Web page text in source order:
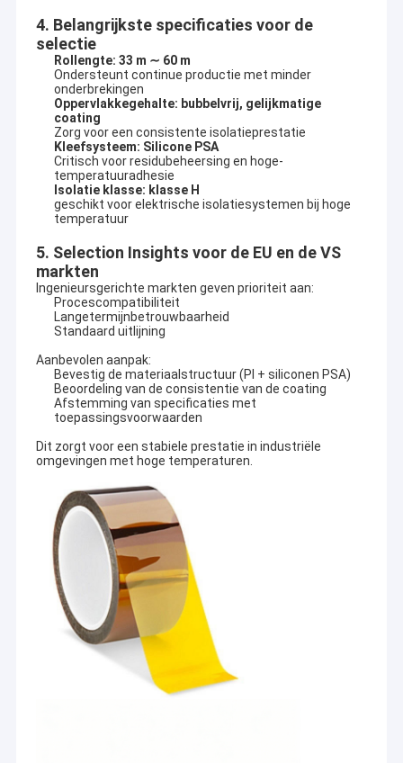
4. Belangrijkste specificaties voor de
selectie
Rollengte: 33 m ∼ 60 m
Ondersteunt continue productie met minder
onderbrekingen
Oppervlakkegehalte: bubbelvrij, gelijkmatige
coating
Zorg voor een consistente isolatieprestatie
Kleefsysteem: Silicone PSA
Critisch voor residubeheersing en hoge-
temperatuuradhesie
Isolatie klasse: klasse H
geschikt voor elektrische isolatiesystemen bij hoge
temperatuur
5. Selection Insights voor de EU en de VS
markten
Ingenieursgerichte markten geven prioriteit aan:
Procescompatibiliteit
Langetermijnbetrouwbaarheid
Standaard uitlijning
Aanbevolen aanpak:
Bevestig de materiaalstructuur (PI + siliconen PSA)
Beoordeling van de consistentie van de coating
Afstemming van specificaties met
toepassingsvoorwaarden
Dit zorgt voor een stabiele prestatie in industriële
omgevingen met hoge temperaturen.